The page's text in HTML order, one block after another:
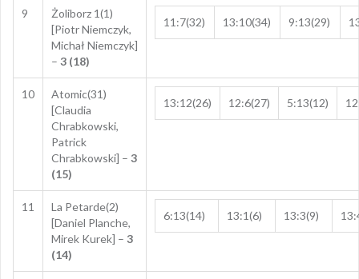
9
Żoliborz 1(1)
[Piotr Niemczyk,
Michał Niemczyk]
– 3 (18)
11:7(32) 13:10(34) 9:13(29)
10
Atomic(31)
[Claudia
Chrabkowski,
Patrick
Chrabkowski] – 3
(15)
13:12(26) 12:6(27) 5:13(12)
11
La Petarde(2)
[Daniel Planche,
Mirek Kurek] – 3
(14)
6:13(14) 13:1(6) 13:3(9)